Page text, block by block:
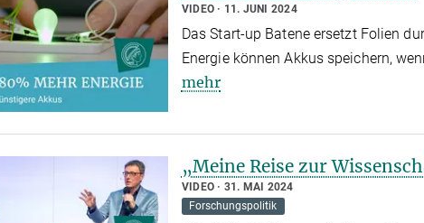
VIDEO 11. JUNI 2024
Das Start-up Batene ersetzt Folien
Energie können Akkus speichern,
mehr
„Meine Reise zur
VIDEO
31. MAI 2024
Forschungspolitik